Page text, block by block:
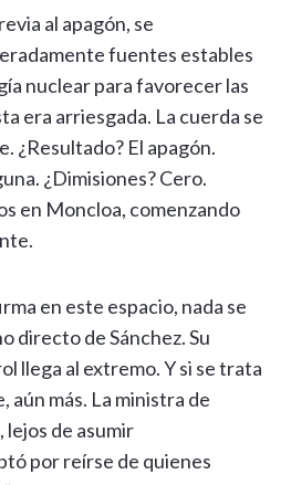
al apagón, se
fuentes estables
nuclear para favorecer las
era arriesgada. La cuerda se
¿Resultado? El apagón.
¿Dimisiones? Cero.
en Moncloa, comenzando
en este espacio, nada se
directo de Sánchez. Su
llega al extremo. Y si se trata
aún más. La ministra de
lejos de asumir
por reírse de quienes